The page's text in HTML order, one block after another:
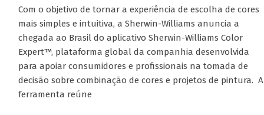
Com o objetivo de tornar a experiência de escolha de cores
mais simples e intuitiva, a Sherwin-Williams anuncia a
chegada ao Brasil do aplicativo Sherwin-Williams Color
Expert™, plataforma global da companhia desenvolvida
para apoiar consumidores e profissionais na tomada de
decisão sobre combinação de cores e projetos de pintura. A
ferramenta reúne